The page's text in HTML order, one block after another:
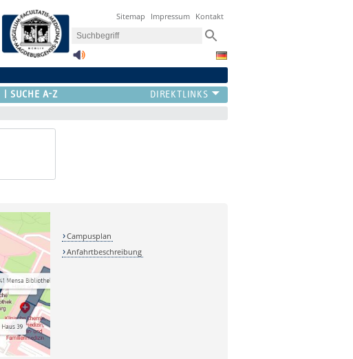
Sitemap Impressum Kontakt
SUCHE A-Z
Campusplan
Anfahrtbeschreibung